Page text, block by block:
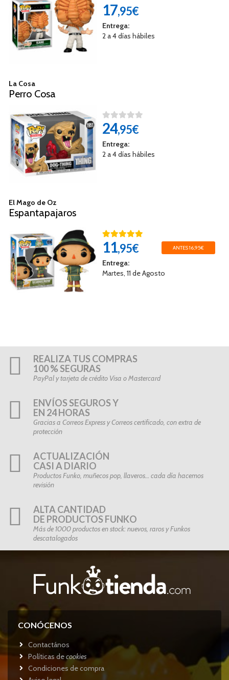
17,95€
Entrega:
2 a 4 días hábiles
La Cosa
Perro Cosa
24,95€
Entrega:
2 a 4 días hábiles
El Mago de Oz
Espantapajaros
11,95€ ANTES 16,95€
Entrega:
Martes, 11 de Agosto
REALIZA TUS COMPRAS
100 % SEGURAS
PayPal y tarjeta de crédito Visa o Mastercard
ENVÍOS SEGUROS Y
EN 24 HORAS
Gracias a Correos Express y Correos certificado, con extra de
protección
ACTUALIZACIÓN
CASI A DIARIO
Productos Funko, muñecos pop, llaveros… cada día hacemos
revisión
ALTA CANTIDAD
DE PRODUCTOS FUNKO
Más de 1000 productos en stock: nuevos, raros y Funkos
descatalogados
CONÓCENOS
Contactános
Políticas decookies
Condiciones de compra